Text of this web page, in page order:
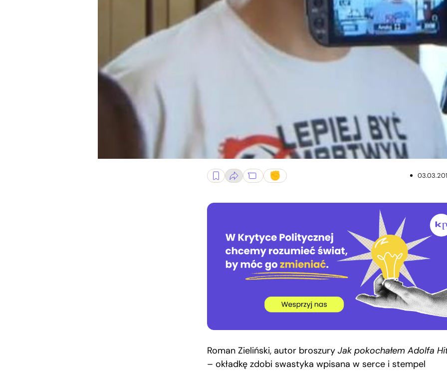
Roman Zieliński, autor broszury Jak pokochałem Adolfa
– okładkę zdobi swastyka wpisana w serce i stempel